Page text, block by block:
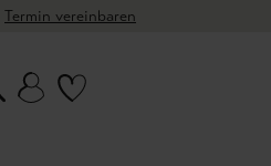
Termin vereinbaren